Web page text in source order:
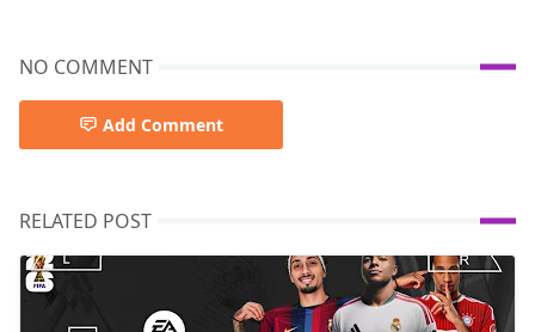
NO COMMENT
Add Comment
RELATED POST